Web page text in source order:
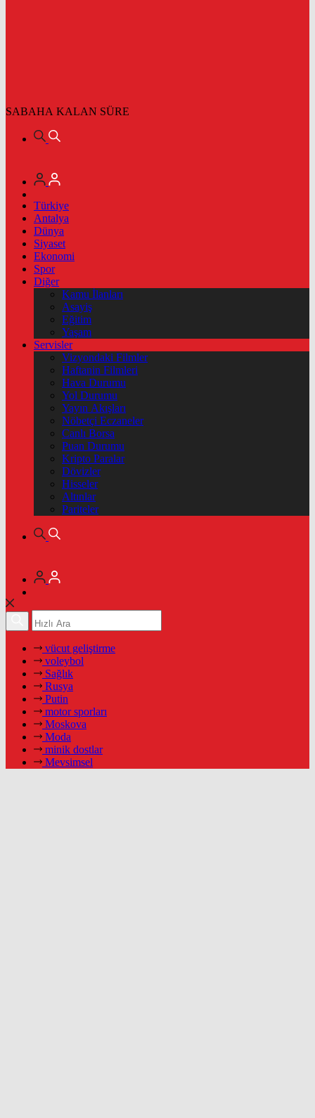
SABAHA KALAN SÜRE
Türkiye
Antalya
Dünya
Siyaset
Ekonomi
Spor
Diğer
Kamu İlanları
Asayiş
Eğitim
Yaşam
Servisler
Vizyondaki Filmler
Haftanin Filmleri
Hava Durumu
Yol Durumu
Yayın Akışları
Nöbetçi Eczaneler
Canlı Borsa
Puan Durumu
Kripto Paralar
Dövizler
Hisseler
Altınlar
Pariteler
vücut geliştirme
voleybol
Sağlık
Rusya
Putin
motor sporları
Moskova
Moda
minik dostlar
Mevsimsel